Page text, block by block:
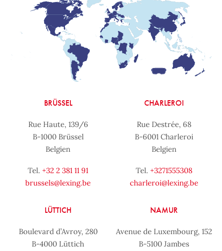
BRÜSSEL
Rue Haute, 139/6
B-1000 Brüssel
Belgien
Tel. +32 2 381 11 91
brussels@lexing.be
CHARLEROI
Rue Destrée, 68
B-6001 Charleroi
Belgien
Tel. +3271555308
charleroi@lexing.be
LÜTTICH
Boulevard d’Avroy, 280
B-4000 Lüttich
NAMUR
Avenue de Luxembourg, 152
B-5100 Jambes